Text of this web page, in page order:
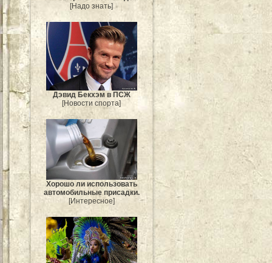
[Надо знать]
Дэвид Бекхэм в ПСЖ
[Новости спорта]
Хорошо ли использовать
автомобильные присадки.
[Интересное]